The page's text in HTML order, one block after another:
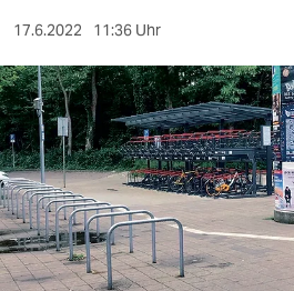
sport
berlin
nord
wahrheit
verlag
verlag
17.6.2022 11:36 Uhr